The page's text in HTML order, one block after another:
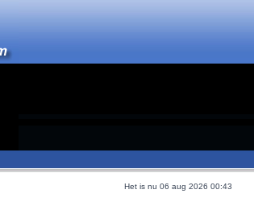
Het is nu 06 aug 2026 00:43